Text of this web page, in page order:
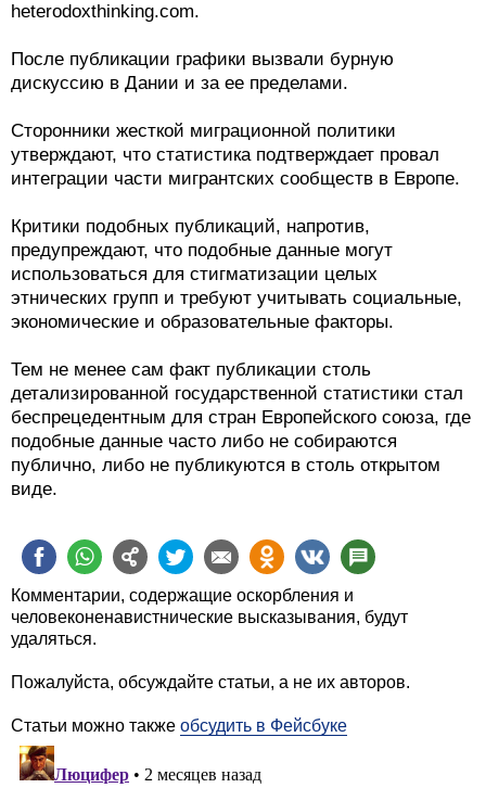
heterodoxthinking.com.
После публикации графики вызвали бурную
дискуссию в Дании и за ее пределами.
Сторонники жесткой миграционной политики
утверждают, что статистика подтверждает провал
интеграции части мигрантских сообществ в Европе.
Критики подобных публикаций, напротив,
предупреждают, что подобные данные могут
использоваться для стигматизации целых
этнических групп и требуют учитывать социальные,
экономические и образовательные факторы.
Тем не менее сам факт публикации столь
детализированной государственной статистики стал
беспрецедентным для стран Европейского союза, где
подобные данные часто либо не собираются
публично, либо не публикуются в столь открытом
виде.
Комментарии, содержащие оскорбления и
человеконенавистнические высказывания, будут
удаляться.
Пожалуйста, обсуждайте статьи, а не их авторов.
Статьи можно также обсудить в Фейсбуке